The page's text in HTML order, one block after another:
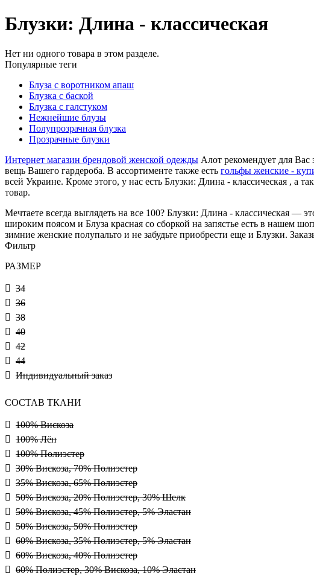
Блузки: Длина - классическая
Нет ни одного товара в этом разделе.
Популярные теги
Блуза с воротником апаш
Блузка с баской
Блузка с галстуком
Нежнейшие блузы
Полупрозрачная блузка
Прозрачные блузки
Интернет магазин брендовой женской одежды Алот рекомендует для Вас
вещь Вашего гардероба. В ассортименте также есть гольфы женские -
всей Украине. Кроме этого, у нас есть Блузки: Длина - классическая , а
товар.
Мечтаете всегда выглядеть на все 100? Блузки: Длина - классическая —
широким поясом и Блуза красная со сборкой на запястье есть в нашем
зимние женские полупальто и не забудьте приобрести еще и Блузки.
Фильтр
РАЗМЕР
34
36
38
40
42
44
Индивидуальный заказ
СОСТАВ ТКАНИ
100% Вискоза
100% Лён
100% Полиэстер
30% Вискоза, 70% Полиэстер
35% Вискоза, 65% Полиэстер
50% Вискоза, 20% Полиэстер, 30% Шелк
50% Вискоза, 45% Полиэстер, 5% Эластан
50% Вискоза, 50% Полиэстер
60% Вискоза, 35% Полиэстер, 5% Эластан
60% Вискоза, 40% Полиэстер
60% Полиэстер, 30% Вискоза, 10% Эластан